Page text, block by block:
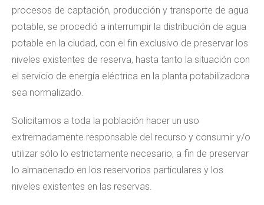
procesos de captación, producción y transporte de agua
potable, se procedió a interrumpir la distribución de agua
potable en la ciudad, con el fin exclusivo de preservar los
niveles existentes de reserva, hasta tanto la situación con
el servicio de energía eléctrica en la planta potabilizadora
sea normalizado.
Solicitamos a toda la población hacer un uso
extremadamente responsable del recurso y consumir y/o
utilizar sólo lo estrictamente necesario, a fin de preservar
lo almacenado en los reservorios particulares y los
niveles existentes en las reservas.